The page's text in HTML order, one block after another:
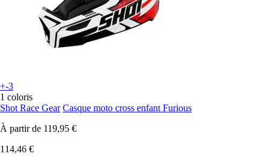
+-3
1 coloris
Shot Race Gear Casque moto cross enfant Furious
À partir de 119,95 €
114,46 €